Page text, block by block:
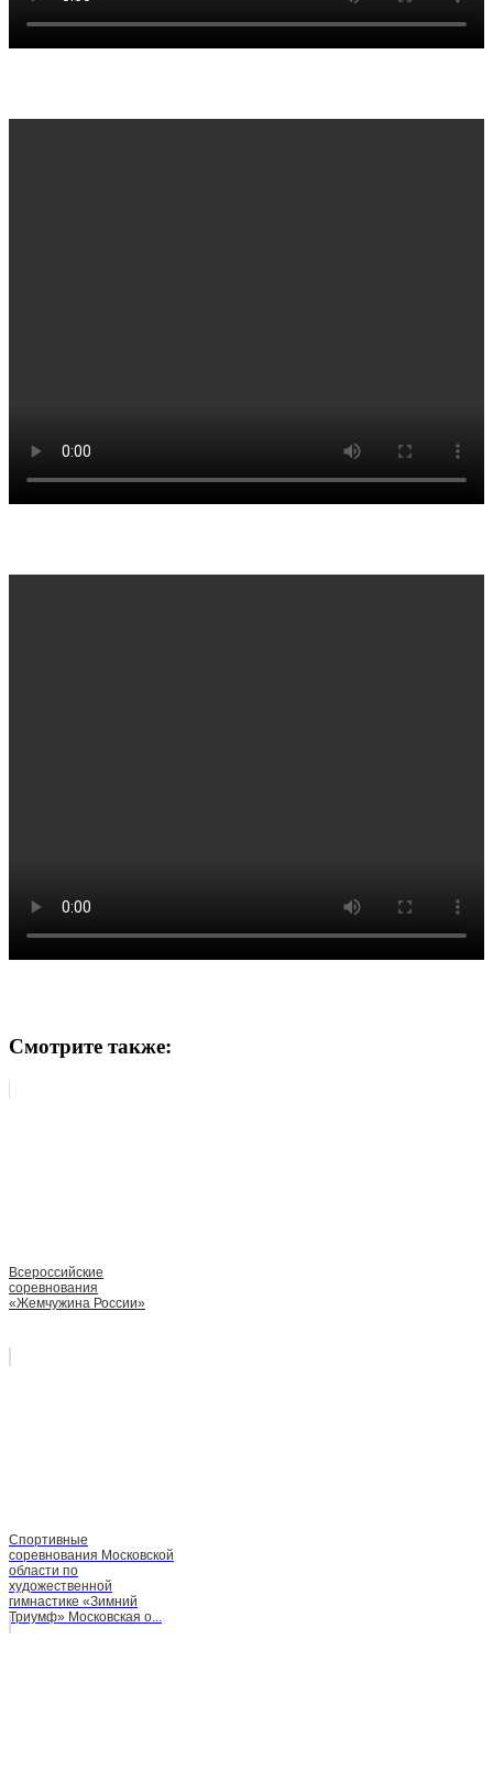
Смотрите также:
Всероссийские
соревнования
«Жемчужина России»
Спортивные
соревнования Московской
области по
художественной
гимнастике «Зимний
Триумф» Московская о...